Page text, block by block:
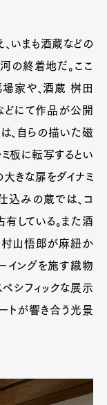
いまも酒蔵などの
の終着地だ。ここ
家や、酒蔵 桝田
どにて作品が公開
、自らの描いた磁
板に転写するとい
きな扉をダイナミ
込みの蔵では、コ
している。また酒
村山悟郎が麻紐か
イングを施す織物
シフィックな展示
トが響き合う光景